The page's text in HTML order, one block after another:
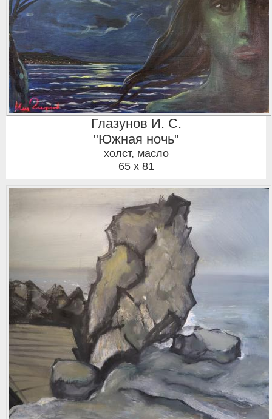
Глазунов И. С.
"Южная ночь"
холст, масло
65 x 81